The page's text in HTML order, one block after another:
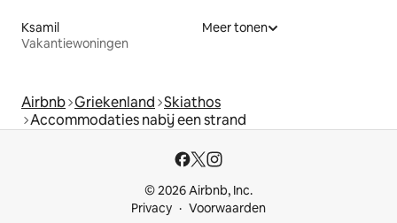
Ksamil
Vakantiewoningen
Meer tonen
Airbnb Griekenland Skiathos
Accommodaties nabij een strand
© 2026 Airbnb, Inc.
Privacy
Voorwaarden